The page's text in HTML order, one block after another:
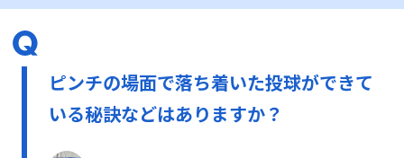
ピンチの場面で落ち着いた投球ができて
いる秘訣などはありますか？